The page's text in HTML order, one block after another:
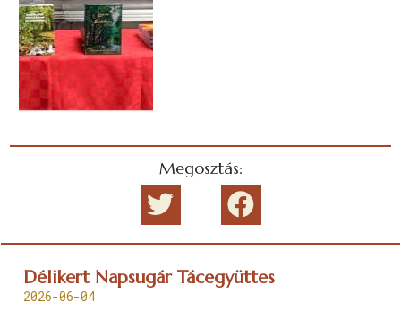
Megosztás:
Délikert Napsugár Tácegyüttes
2026-06-04